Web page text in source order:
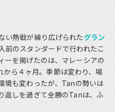
い熱戦が繰り広げられたグラン
前のスタンダードで行われたこ
ーを掲げたのは、マレーシアの
ら４ヶ月。季節は変わり、場
境も変わったが、Tanの勢いは
返しを過ぎて全勝のTanは、ふ